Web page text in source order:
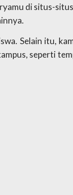
di situs-
Selain itu,
seperti